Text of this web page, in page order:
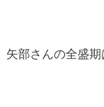
矢部さんの全盛期